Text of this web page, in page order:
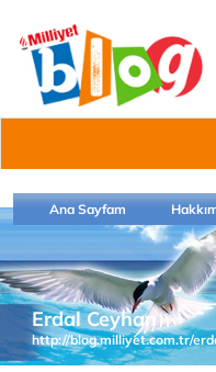
Ana Sayfam
Erdal Ceyhan
http://blog.milliyet.com.tr/